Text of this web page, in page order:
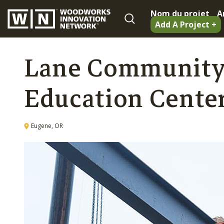
Nom du projet
Add A Project +
Lane
Education
Eugene, OR